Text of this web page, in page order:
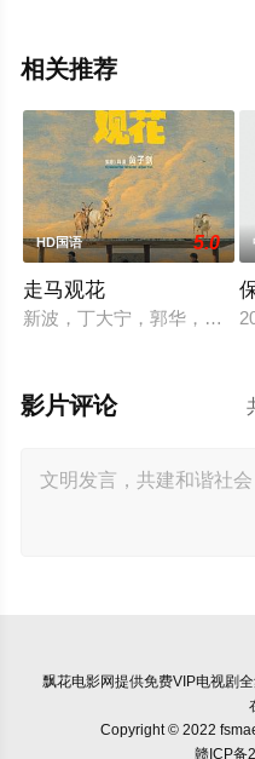
相关推荐
HD国语 5.0
走马观花
新波，丁大宁，郭华，程一
影片评论
飘花电影网提供免费VIP电视剧
Copyright © 2022
赣ICP备